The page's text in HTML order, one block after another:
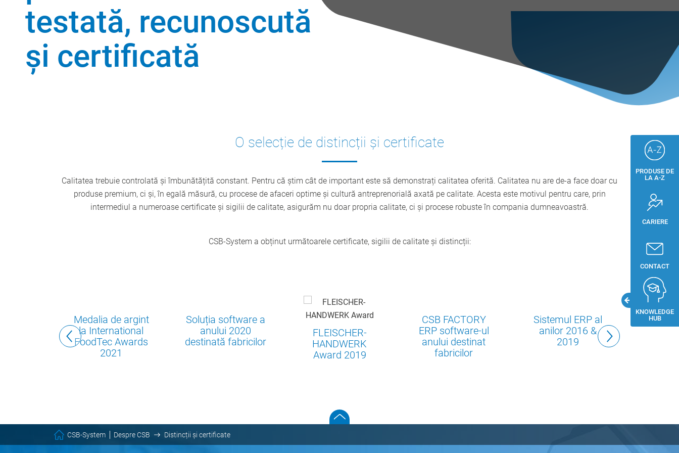
testată, recunoscută
şi certificată
O selecție de distincții și certificate
Calitatea trebuie controlată şi îmbunătățită constant. Pentru că știm cât de important este să demonstrați calitatea oferită. Calitatea nu are de-a face doar cu
produse premium, ci şi, în egală măsură, cu procese de afaceri optime şi cultură antreprenorială axată pe calitate. Acesta este motivul pentru care, prin
intermediul a numeroase certificate şi sigilii de calitate, asigurăm nu doar propria calitate, ci şi procese robuste în compania dumneavoastră.
CSB-System a obținut următoarele certificate, sigilii de calitate şi distincții:
Medalia de argint
la International
FoodTec Awards
2021
Soluția software a
anului 2020
destinată fabricilor
FLEISCHER-
HANDWERK
Award 2019
CSB FACTORY
ERP software-ul
anului destinat
fabricilor
Sistemul ERP al
anilor 2016 &
2019
PRODUSE DE
LA A-Z
CARIERE
CONTACT
KNOWLEDGE
HUB
CSB-System Despre CSB Distincții și certificate